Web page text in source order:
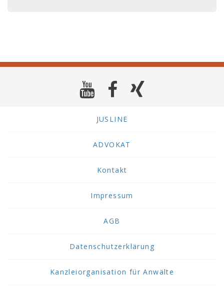
JUSLINE
ADVOKAT
Kontakt
Impressum
AGB
Datenschutzerklärung
Kanzleiorganisation für Anwälte